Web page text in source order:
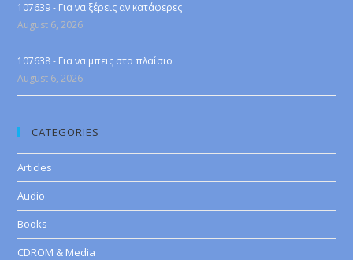
107639 - Για να ξέρεις αν κατάφερες
August 6, 2026
107638 - Για να μπεις στο πλαίσιο
August 6, 2026
CATEGORIES
Articles
Audio
Books
CDROM & Media